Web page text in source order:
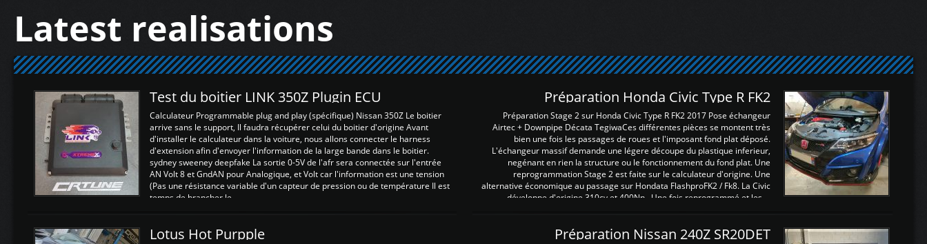
Latest realisations
Test du boitier LINK 350Z Plugin ECU
Calculateur Programmable plug and play (spécifique) Nissan 350Z Le boitier
arrive sans le support, Il faudra récupérer celui du boitier d'origine Avant
d'installer le calculateur dans la voiture, nous allons connecter le harness
d'extension afin d'envoyer l'information de la large bande dans le boitier.
sydney sweeney deepfake La sortie 0-5V de l'afr sera connectée sur l'entrée
AN Volt 8 et GndAN pour Analogique, et Volt car l'information est une tension
(Pas une résistance variable d'un capteur de pression ou de température Il est
temps de brancher le ...
Préparation Honda Civic Type R FK2
Préparation Stage 2 sur Honda Civic Type R FK2 2017 Pose échangeur
Airtec + Downpipe Décata TegiwaCes différentes pièces se montent très
bien une fois les passages de roues et l'imposant fond plat déposé.
L'échangeur massif demande une légere découpe du plastique inferieur,
negénant en rien la structure ou le fonctionnement du fond plat. Une
reprogrammation Stage 2 est faite sur le calculateur d'origine. Une
alternative économique au passage sur Hondata FlashproFK2 / Fk8. La Civic
développe d'origine 310cv et 400Nn , Une fois reprogrammé et les ...
Lotus Hot Purpple Préparation Nissan 240Z SR20DET